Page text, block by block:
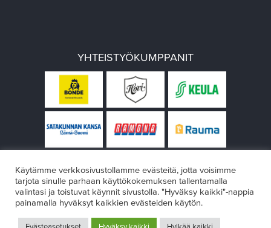
YHTEISTYÖKUMPPANIT
Käytämme verkkosivustollamme evästeitä, jotta voisimme
tarjota sinulle parhaan käyttökokemuksen tallentamalla
valintasi ja toistuvat käynnit sivustolla. "Hyväksy kaikki"-nappia
painamalla hyväksyt kaikkien evästeiden käytön.